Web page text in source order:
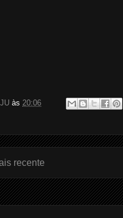
às 20:06
recente